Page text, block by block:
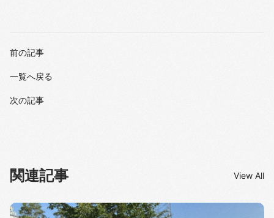
前の記事
一覧へ戻る
次の記事
関連記事 View All